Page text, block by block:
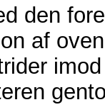
den
af